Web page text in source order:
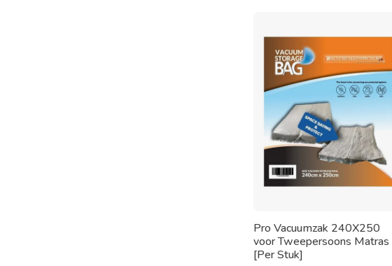
Pro Vacuumzak 240X250
voor Tweepersoons Matras
[Per Stuk]